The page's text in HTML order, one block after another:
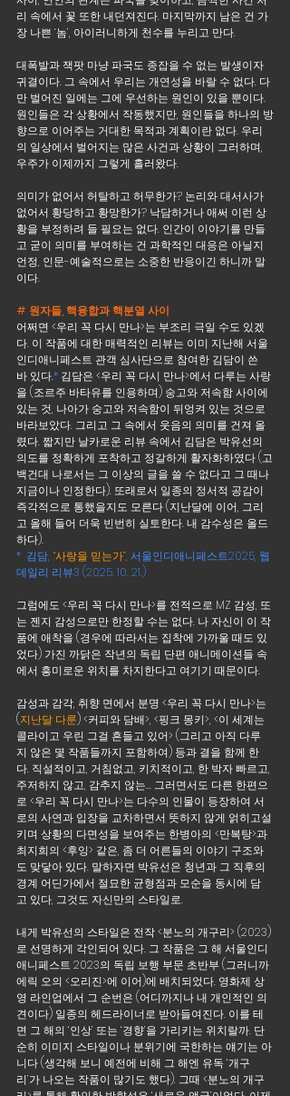
리 속에서 꽃 또한 내던져진다. 마지막까지 남은 건 가
장 나쁜 ‘놈’, 아이러니하게 천수를 누리고 만다.
대폭발과 잭팟 마냥 파국도 종잡을 수 없는 발생이자
귀결이다. 그 속에서 우리는 개연성을 바랄 수 없다. 다
만 벌어진 일에는 그에 우선하는 원인이 있을 뿐이다.
원인들은 각 상황에서 작동했지만, 원인들을 하나의 방
향으로 이어주는 거대한 목적과 계획이란 없다. 우리
의 일상에서 벌어지는 많은 사건과 상황이 그러하며,
우주가 이제까지 그렇게 흘러왔다.
의미가 없어서 허탈하고 허무한가? 논리와 대서사가
없어서 황당하고 황망한가? 낙담하거나 애써 이런 상
황을 부정하려 들 필요는 없다. 인간이 이야기를 만들
고 굳이 의미를 부여하는 건 과학적인 대응은 아닐지
언정, 인문-예술적으로는 소중한 반응이긴 하니까 말
이다.
# 원자들, 핵융합과 핵분열 사이
어쩌면 <우리 꼭 다시 만나>는 부조리 극일 수도 있겠
다. 이 작품에 대한 매력적인 리뷰는 이미 지난해 서울
인디애니페스트 관객 심사단으로 참여한 김담이 쓴
바 있다.* 김담은 <우리 꼭 다시 만나>에서 다루는 사랑
을 (조르주 바타유를 인용하며) 숭고와 저속함 사이에
있는 것, 나아가 숭고와 저속함이 뒤엉켜 있는 것으로
바라보았다. 그리고 그 속에서 웃음의 의미를 건져 올
렸다. 짧지만 날카로운 리뷰 속에서 김담은 박유선의
의도를 정확하게 포착하고 정갈하게 활자화하였다 (고
백건대 나로서는 그 이상의 글을 쓸 수 없다고 그 때나
지금이나 인정한다). 또래로서 일종의 정서적 공감이
즉각적으로 통했을지도 모른다 (지난달에 이어, 그리
고 올해 들어 더욱 빈번히 실토한다. 내 감수성은 올드
하다).
* 김담, “사랑을 믿는가”, 서울인디애니페스트2025, 웹
데일리 리뷰3 (2025. 10. 21.)
그럼에도 <우리 꼭 다시 만나>를 전적으로 MZ 감성, 또
는 젠지 감성으로만 한정할 수는 없다. 나 자신이 이 작
품에 애착을 (경우에 따라서는 집착에 가까울 때도 있
었다) 가진 까닭은 작년의 독립 단편 애니메이션들 속
에서 흥미로운 위치를 차지한다고 여기기 때문이다.
감성과 감각, 취향 면에서 분명 <우리 꼭 다시 만나>는
(지난달 다룬) <커피와 담배>, <핑크 몽키>, <이 세계는
콜라이고 우린 그걸 흔들고 있어> (그리고 아직 다루
지 않은 몇 작품들까지 포함하여) 등과 결을 함께 한
다. 직설적이고, 거침없고, 키치적이고, 한 박자 빠르고,
주저하지 않고, 감추지 않는... 그러면서도 다른 한편으
로 <우리 꼭 다시 만나>는 다수의 인물이 등장하여 서
로의 사연과 입장을 교차하면서 뜻하지 않게 얽히고설
키며 상황의 다면성을 보여주는 한병아의 <만복탕>과
최지희의 <후잉> 같은, 좀 더 어른들의 이야기 구조와
도 맞닿아 있다. 말하자면 박유선은 청년과 그 직후의
경계 어딘가에서 절묘한 균형점과 모순을 동시에 담
고 있다, 그것도 자신만의 스타일로.
내게 박유선의 스타일은 전작 <분노의 개구리> (2023)
로 선명하게 각인되어 있다. 그 작품은 그 해 서울인디
애니페스트 2023의 독립 보행 부문 초반부 (그러니까
에릭 오의 <오리진>에 이어)에 배치되었다. 영화제 상
영 라인업에서 그 순번은 (어디까지나 내 개인적인 의
견이다) 일종의 헤드라이너로 받아들여진다. 이를 테
면 그 해의 ‘인상’ 또는 ‘경향’을 가리키는 위치랄까. 단
순히 이미지 스타일이나 분위기에 국한하는 얘기는 아
니다 (생각해 보니 예전에 비해 그 해엔 유독 ‘개구
리’가 나오는 작품이 많기도 했다). 그때 <분노의 개구